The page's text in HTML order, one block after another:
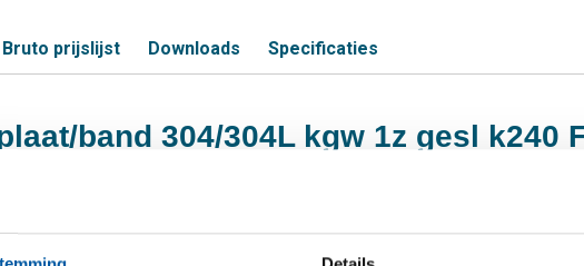
Bruto prijslijst Downloads Specificaties
band 304/304L kgw 1z gesl k240